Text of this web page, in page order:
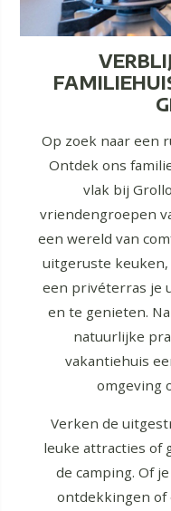
Op zoek naar een
Ontdek ons
vlak bij
vriendengroepen
een wereld van
uitgeruste
een privéterras je
en te genieten.
natuurlijke
vakantiehuis
omgeving
Verken de
leuke attracties of
de camping. Of
ontdekkingen of